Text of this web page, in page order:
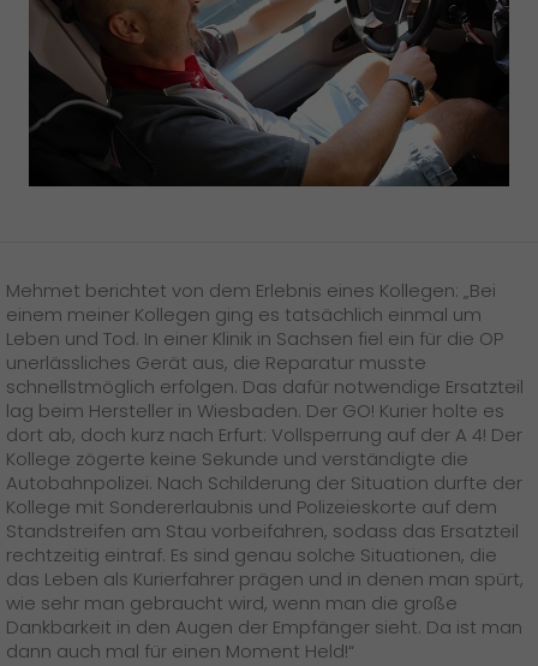
Mehmet berichtet von dem Erlebnis eines Kollegen: „Bei
einem meiner Kollegen ging es tatsächlich einmal um
Leben und Tod. In einer Klinik in Sachsen fiel ein für die OP
unerlässliches Gerät aus, die Reparatur musste
schnellstmöglich erfolgen. Das dafür notwendige Ersatzteil
lag beim Hersteller in Wiesbaden. Der GO! Kurier holte es
dort ab, doch kurz nach Erfurt: Vollsperrung auf der A 4! Der
Kollege zögerte keine Sekunde und verständigte die
Autobahnpolizei. Nach Schilderung der Situation durfte der
Kollege mit Sondererlaubnis und Polizeieskorte auf dem
Standstreifen am Stau vorbeifahren, sodass das Ersatzteil
rechtzeitig eintraf. Es sind genau solche Situationen, die
das Leben als Kurierfahrer prägen und in denen man spürt,
wie sehr man gebraucht wird, wenn man die große
Dankbarkeit in den Augen der Empfänger sieht. Da ist man
dann auch mal für einen Moment Held!“